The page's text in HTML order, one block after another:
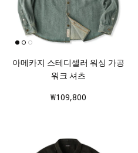
아메카지 스테디셀러 워싱 가공
워크 셔츠
₩109,800